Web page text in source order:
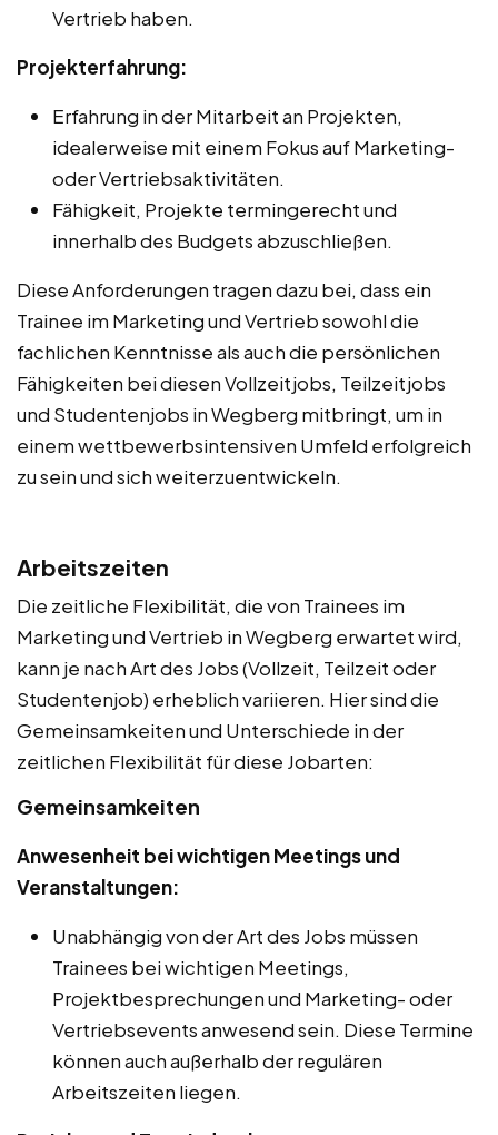
Vertrieb haben.
Projekterfahrung:
Erfahrung in der Mitarbeit an Projekten,
idealerweise mit einem Fokus auf Marketing-
oder Vertriebsaktivitäten.
Fähigkeit, Projekte termingerecht und
innerhalb des Budgets abzuschließen.
Diese Anforderungen tragen dazu bei, dass ein
Trainee im Marketing und Vertrieb sowohl die
fachlichen Kenntnisse als auch die persönlichen
Fähigkeiten bei diesen Vollzeitjobs, Teilzeitjobs
und Studentenjobs in Wegberg mitbringt, um in
einem wettbewerbsintensiven Umfeld erfolgreich
zu sein und sich weiterzuentwickeln.
Arbeitszeiten
Die zeitliche Flexibilität, die von Trainees im
Marketing und Vertrieb in Wegberg erwartet wird,
kann je nach Art des Jobs (Vollzeit, Teilzeit oder
Studentenjob) erheblich variieren. Hier sind die
Gemeinsamkeiten und Unterschiede in der
zeitlichen Flexibilität für diese Jobarten:
Gemeinsamkeiten
Anwesenheit bei wichtigen Meetings und
Veranstaltungen:
Unabhängig von der Art des Jobs müssen
Trainees bei wichtigen Meetings,
Projektbesprechungen und Marketing- oder
Vertriebsevents anwesend sein. Diese Termine
können auch außerhalb der regulären
Arbeitszeiten liegen.